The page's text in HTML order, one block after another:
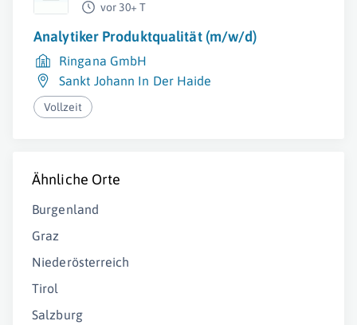
vor 30+ T
Analytiker Produktqualität (m/w/d)
Ringana GmbH
Sankt Johann In Der Haide
Vollzeit
Ähnliche Orte
Burgenland
Graz
Niederösterreich
Tirol
Salzburg